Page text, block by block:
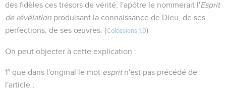
des fidèles ces trésors de vérité, l'apôtre le nommerait l'Esprit
de révélation produisant la connaissance de Dieu, de ses
perfections, de ses œuvres. (Colossiens 1.9)
On peut objecter à cette explication :
1° que dans l'original le mot espritn'est pas précédé de
l'article ;